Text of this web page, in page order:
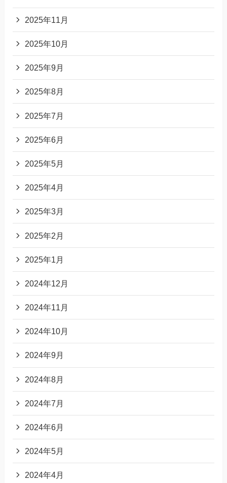
2025年11月
2025年10月
2025年9月
2025年8月
2025年7月
2025年6月
2025年5月
2025年4月
2025年3月
2025年2月
2025年1月
2024年12月
2024年11月
2024年10月
2024年9月
2024年8月
2024年7月
2024年6月
2024年5月
2024年4月